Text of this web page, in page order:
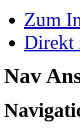
Zum
Direkt
Nav